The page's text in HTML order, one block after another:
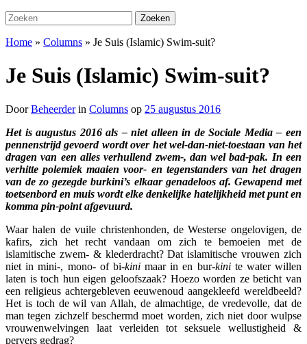
Zoeken
naar:
Zoeken
Home » Columns » Je Suis (Islamic) Swim-suit?
Je Suis (Islamic) Swim-suit?
DoorBeheerder in Columns op 25 augustus 2016
Het is augustus 2016 als – niet alleen in de Sociale Media – een
pennenstrijd gevoerd wordt over het wel-dan-niet-toestaan van het
dragen van een alles verhullend zwem-, dan wel bad-pak. In een
verhitte polemiek maaien voor- en tegenstanders van het dragen
van de zo gezegde burkini’s elkaar genadeloos af. Gewapend met
toetsenbord en muis wordt elke denkelijke hatelijkheid met punt en
komma pin-point afgevuurd.
Waar halen de vuile christenhonden, de Westerse ongelovigen, de
kafirs, zich het recht vandaan om zich te bemoeien met de
islamitische zwem- & klederdracht? Dat islamitische vrouwen zich
niet in mini-, mono- of bi-kinimaar in en bur-kinite water willen
laten is toch hun eigen geloofszaak? Hoezo worden ze beticht van
een religieus achtergebleven eeuwenoud aangekleefd wereldbeeld?
Het is toch de wil van Allah, de almachtige, de vredevolle, dat de
man tegen zichzelf beschermd moet worden, zich niet door wulpse
vrouwenwelvingen laat verleiden tot seksuele wellustigheid &
pervers gedrag?